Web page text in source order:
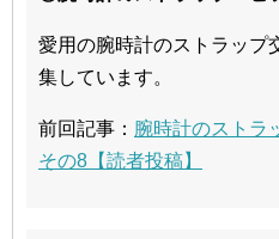
愛用の腕時計のストラップ
集しています。
前回記事： 腕時計のストラ
その8【読者投稿】